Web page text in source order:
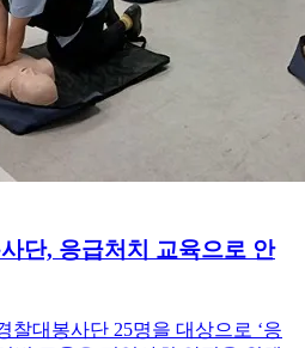
단, 응급처치 교육으로 안
찰대봉사단 25명을 대상으로 ‘응